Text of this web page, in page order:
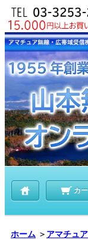
カ
ホーム ＞ アマチュ